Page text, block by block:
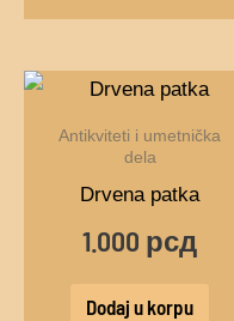
Antikviteti i umetnička
dela
Drvena patka
1.000 рсд
Dodaj u korpu